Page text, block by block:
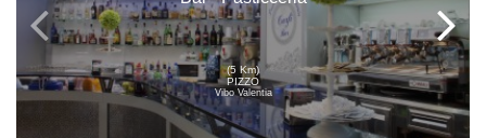
(5 Km)
PIZZO
Vibo Valentia